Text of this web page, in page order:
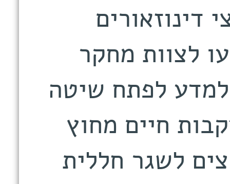
דינוזאורים
לצוות מחקר
למדע לפתח שיטה
חיים מחוץ
לשגר חללית